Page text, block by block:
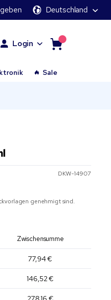
Deutschland
Login
Sale
DKW-14907
genehmigt sind.
Zwischensumme
77,94 €
146,52 €